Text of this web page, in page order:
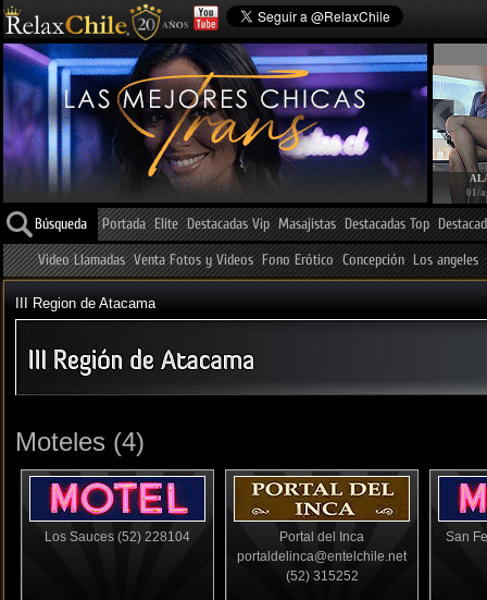
01/
Búsqueda Portada Elite Destacadas Vip Masajistas Destacadas Top
Video Llamadas Venta Fotos y Videos Fono Erótico Concepción Los angeles
III Region de Atacama
Moteles (4)
Los Sauces (52) 228104
Portal del Inca
portaldelinca@entelchile.net
(52) 315252
San